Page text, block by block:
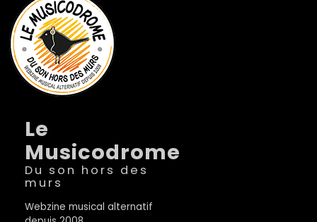
Le
Musicodrome
Du son hors des
murs
Webzine musical alternatif